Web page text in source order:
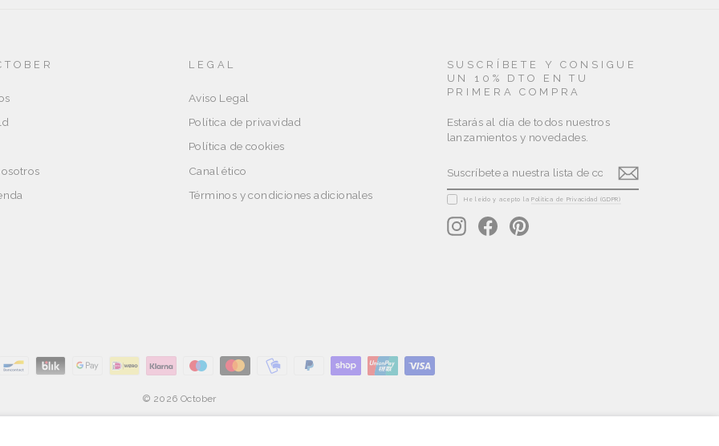
LEGAL
Aviso Legal
Política de privavidad
Política de cookies
Canal ético
Términos y condiciones adicionales
SUSCRÍBETE Y CONSIGUE
UN 10% DTO EN TU
PRIMERA COMPRA
Estarás al día de todos nuestros
lanzamientos y novedades.
A
NUESTRA
LISTA
CORREO
He leído y acepto laPolítica de Privacidad (GDPR)
InstagramFacebookPinterest
© 2026 October